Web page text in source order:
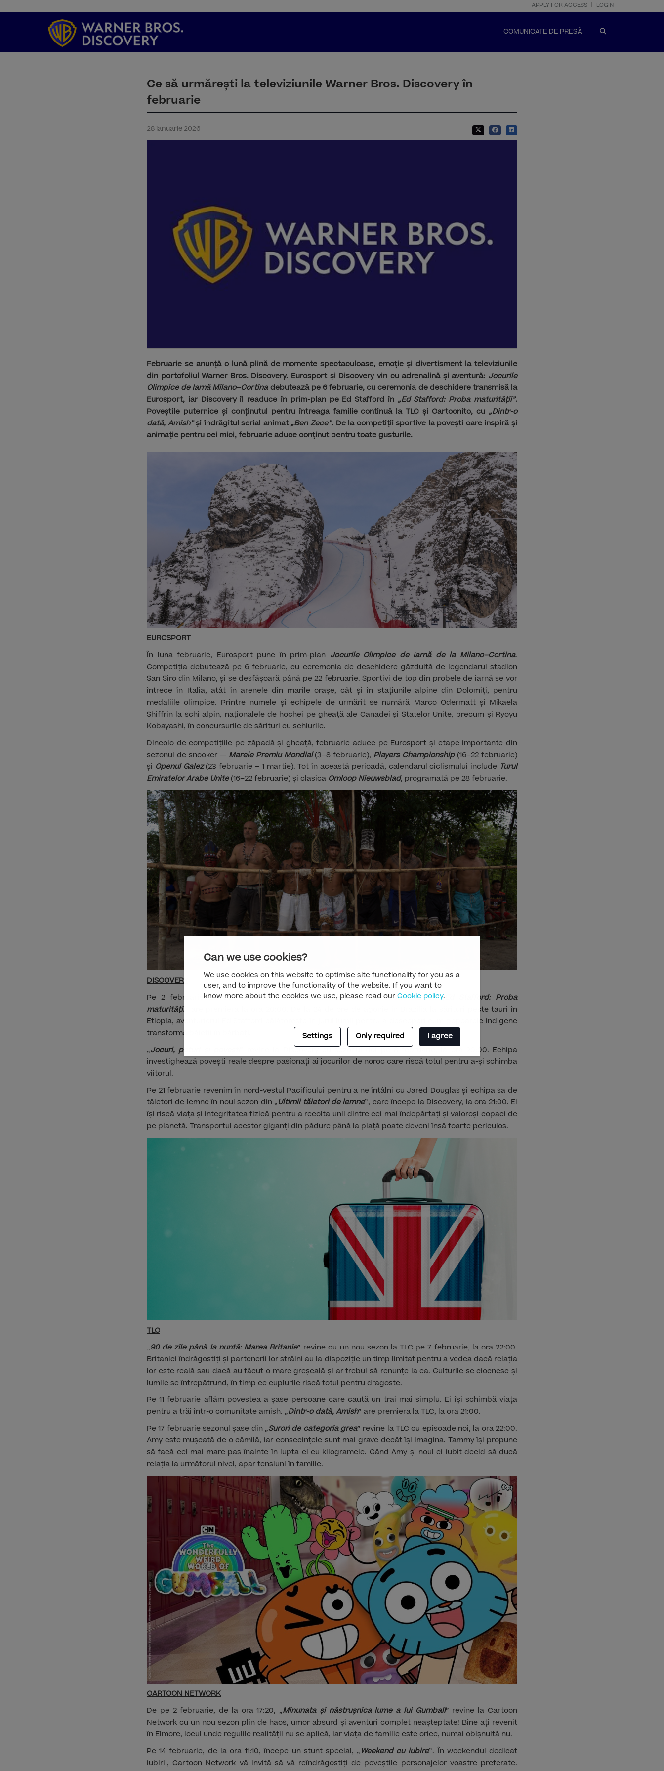
Can we use cookies?
We use cookies on this website to optimise site functionality for you as a
user, and to improve the functionality of the website. If you want to
know more about the cookies we use, please read our Cookie policy.
Settings Only required I agree
APPLY FOR ACCESS LOGIN
COMUNICATE DE PRESĂ
Ce să urmărești la televiziunile Warner Bros. Discovery în
februarie
28 ianuarie 2026
Februarie se anunță o lună plină de momente spectaculoase, emoție și divertisment la televiziunile
din portofoliul Warner Bros. Discovery. Eurosport și Discovery vin cu adrenalină și aventură: Jocurile
Olimpice de Iarnă Milano–Cortina debutează pe 6 februarie, cu ceremonia de deschidere transmisă la
Eurosport, iar Discovery îl readuce în prim-plan pe Ed Stafford în„Ed Stafford: Proba maturității”.
Poveștile puternice și conținutul pentru întreaga familie continuă la TLC și Cartoonito, cu „Dintr-o
dată, Amish”și îndrăgitul serial animat „Ben Zece”. De la competiții sportive la povești care inspiră și
animație pentru cei mici, februarie aduce conținut pentru toate gusturile.
EUROSPORT
În luna februarie, Eurosport pune în prim-plan Jocurile Olimpice de Iarnă de la Milano–Cortina.
Competiția debutează pe 6 februarie, cu ceremonia de deschidere găzduită de legendarul stadion
San Siro din Milano, și se desfășoară până pe 22 februarie. Sportivi de top din probele de iarnă se vor
întrece în Italia, atât în arenele din marile orașe, cât și în stațiunile alpine din Dolomiți, pentru
medaliile olimpice. Printre numele și echipele de urmărit se numără Marco Odermatt și Mikaela
Shiffrin la schi alpin, naționalele de hochei pe gheață ale Canadei și Statelor Unite, precum și Ryoyu
Kobayashi, în concursurile de sărituri cu schiurile.
Dincolo de competițiile pe zăpadă și gheață, februarie aduce pe Eurosport și etape importante din
sezonul de snooker — Marele Premiu Mondial (3–8 februarie), Players Championship (16–22 februarie)
și Openul Galez (23 februarie – 1 martie). Tot în această perioadă, calendarul ciclismului include
Turul
Emiratelor Arabe Unite (16–22 februarie) și clasica Omloop Nieuwsblad, programată pe 28 februarie.
DISCOVERY
Pe 2 februarie Ed Stafford revine la Discovery într-un nou show extrem. „Ed Stafford: Proba
maturității
” are premiera la ora 20:00. De la 24 de ore de agonie în Brazilia la sărituri peste tauri în
Etiopia, aventurierul Ed Stafford călătorește în jurul lumii pentru a descoperi cum popoarele indigene
transformă băieții în bărbați.
„Jocuri, poturi și povești
” revine la Discovery cu sezonul doi pe 8 februarie, la ora 20:00. Echipa
investighează povești reale despre pasionați ai jocurilor de noroc care riscă totul pentru a-și schimba
viitorul.
Pe 21 februarie revenim în nord-vestul Pacificului pentru a ne întâlni cu Jared Douglas și echipa sa de
tăietori de lemne în noul sezon din „ Ultimii tăietori de lemne”, care începe la Discovery, la ora 21:00. Ei
își riscă viața și integritatea fizică pentru a recolta unii dintre cei mai îndepărtați și valoroși copaci de
pe planetă. Transportul acestor giganți din pădure până la piață poate deveni însă foarte periculos.
TLC
„90 de zile până la nuntă: Marea Britanie” revine cu un nou sezon la TLC pe 7 februarie, la ora 22:00.
Britanici îndrăgostiți și partenerii lor străini au la dispoziție un timp limitat pentru a vedea dacă relația
lor este reală sau dacă au făcut o mare greșeală și ar trebui să renunțe la ea. Culturile se ciocnesc și
lumile se întrepătrund, în timp ce cuplurile riscă totul pentru dragoste.
Pe 11 februarie aflăm povestea a șase persoane care caută un trai mai simplu. Ei își schimbă viața
pentru a trăi într-o comunitate amish. „Dintr-o dată, Amish” are premiera la TLC, la ora 21:00.
Pe 17 februarie sezonul șase din „Surori de categoria grea” revine la TLC cu episoade noi, la ora 22:00.
Amy este mușcată de o cămilă, iar consecințele sunt mai grave decât își imagina. Tammy își propune
să facă cel mai mare pas înainte în lupta ei cu kilogramele. Când Amy și noul ei iubit decid să ducă
relația la următorul nivel, apar tensiuni în familie.
CARTOON NETWORK
De pe 2 februarie, de la ora 17:20, „Minunata și năstrușnica lume a lui Gumball” revine la Cartoon
Network cu un nou sezon plin de haos, umor absurd și aventuri complet neașteptate! Bine ați revenit
în Elmore, locul unde regulile realității nu se aplică, iar viața de familie este orice, numai obișnuită nu.
Pe 14 februarie, de la ora 11:10, începe un stunt special, „ Weekend cu iubire”. În weekendul dedicat
iubirii, Cartoon Network vă invită să vă reîndrăgostiți de poveștile personajelor voastre preferate.